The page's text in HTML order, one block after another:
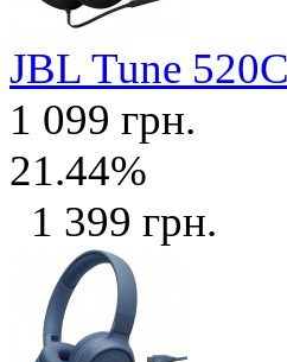
JBL Tune
1 099 грн.
21.44%
1 399 грн.